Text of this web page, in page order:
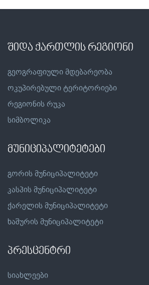
შიდა ქართლის რეგიონი
გეოგრაფიული მდებარეობა
ოკუპირებული ტერიტორიები
რეგიონის რუკა
სიმბოლიკა
მუნიციპალიტეტები
გორის მუნიციპალიტეტი
კასპის მუნიციპალიტეტი
ქარელის მუნიციპალიტეტი
ხაშურის მუნიციპალიტეტი
პრესცენტრი
სიახლეები